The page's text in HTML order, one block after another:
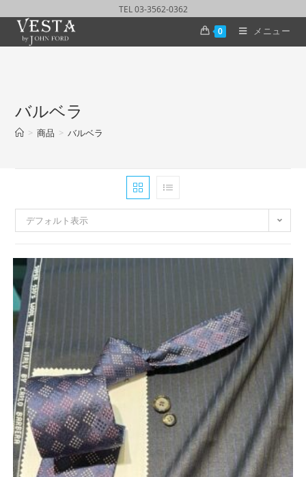
TEL 03-3562-0362
0
メニュー
バルベラ
> 商品 > バルベラ
デフォルト表示